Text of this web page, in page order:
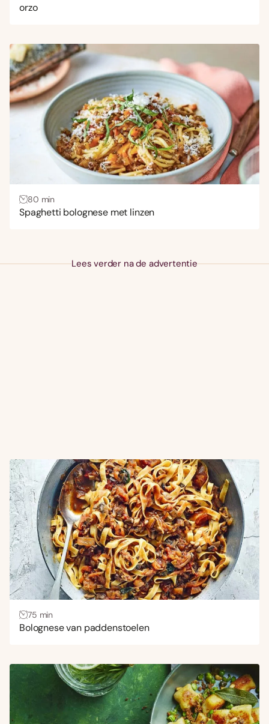
orzo
80 min
Spaghetti bolognese met linzen
Lees verder na de advertentie
75 min
Bolognese van paddenstoelen